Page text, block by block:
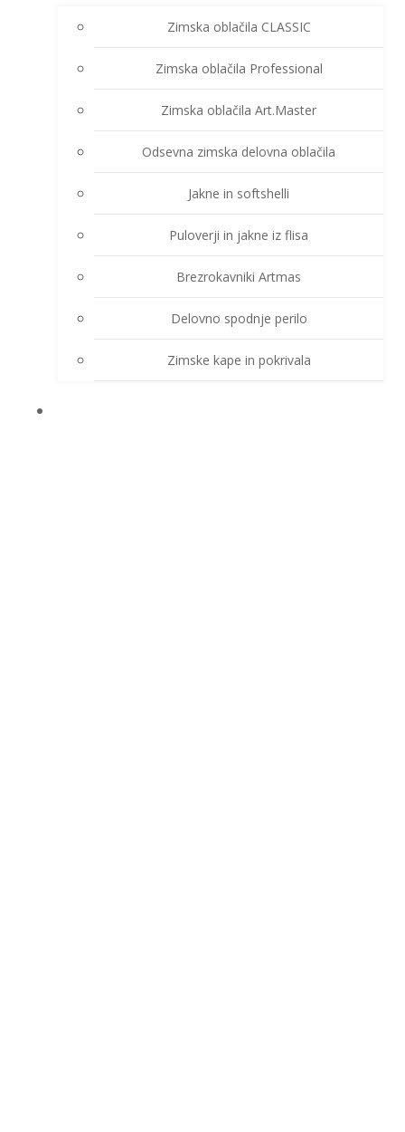
Zimska oblačila CLASSIC
Zimska oblačila Professional
Zimska oblačila Art.Master
Odsevna zimska delovna oblačila
Jakne in softshelli
Puloverji in jakne iz flisa
Brezrokavniki Artmas
Delovno spodnje perilo
Zimske kape in pokrivala